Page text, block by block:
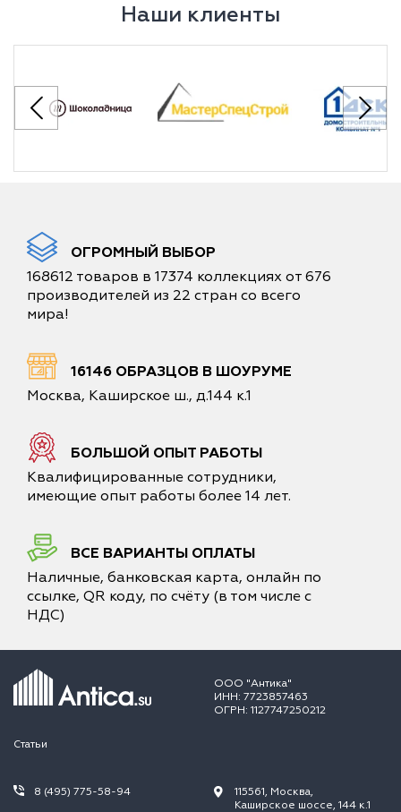
Наши клиенты
ОГРОМНЫЙ ВЫБОР
168612 товаров в 17374 коллекциях от 676
производителей из 22 стран со всего
мира!
16146 ОБРАЗЦОВ В ШОУРУМЕ
Москва, Каширское ш., д.144 к.1
БОЛЬШОЙ ОПЫТ РАБОТЫ
Квалифицированные сотрудники,
имеющие опыт работы более 14 лет.
ВСЕ ВАРИАНТЫ ОПЛАТЫ
Наличные, банковская карта, онлайн по
ссылке, QR коду, по счёту (в том числе с
НДС)
ООО "Антика"
ИНН: 7723857463
ОГРН: 1127747250212
Статьи
8 (495) 775-58-94
115561, Москва,
Каширское шоссе, 144 к.1